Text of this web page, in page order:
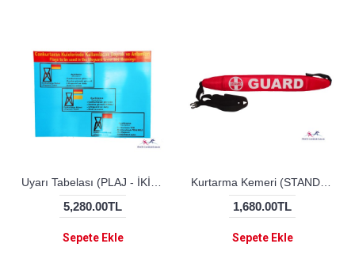
Uyarı Tabelası (PLAJ - İKİLİ SET)
5,280.00TL
Sepete Ekle
Kurtarma Kemeri (STANDART)
1,680.00TL
Sepete Ekle